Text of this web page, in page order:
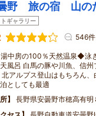
野 旅の宿 山の
ギャラリー
546件
中房の100％天然温泉◆泳
風呂 白馬の豚や川魚、信
北アルプス登山はもちろん
としても最適
長野県安曇野市穂高有明